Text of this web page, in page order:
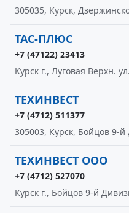
305035, Курск,
ТАС-ПЛЮС
+7 (47122) 23413
Курск г., Луговая Верхн.
ТЕХИНВЕСТ
+7 (4712) 511377
305003, Курск, Бойцов 9-
ТЕХИНВЕСТ ООО
+7 (4712) 527070
Курск г., Бойцов 9-й